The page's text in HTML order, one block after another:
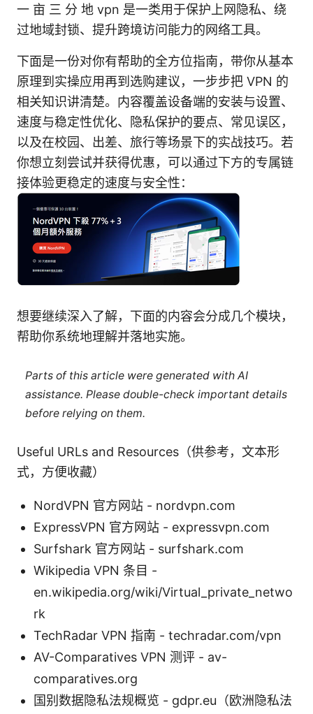
一 亩 三 分 地 vpn 是一类用于保护上网隐私、绕
过地域封锁、提升跨境访问能力的网络工具。
下面是一份对你有帮助的全方位指南，带你从基本
原理到实操应用再到选购建议，一步步把 VPN 的
相关知识讲清楚。内容覆盖设备端的安装与设置、
速度与稳定性优化、隐私保护的要点、常见误区，
以及在校园、出差、旅行等场景下的实战技巧。若
你想立刻尝试并获得优惠，可以通过下方的专属链
接体验更稳定的速度与安全性：
想要继续深入了解，下面的内容会分成几个模块，
帮助你系统地理解并落地实施。
Parts of this article were generated with AI
assistance. Please double-check important details
before relying on them.
Useful URLs and Resources（供参考，文本形
式，方便收藏）
NordVPN 官方网站 - nordvpn.com
ExpressVPN 官方网站 - expressvpn.com
Surfshark 官方网站 - surfshark.com
Wikipedia VPN 条目 -
en.wikipedia.org/wiki/Virtual_private_netwo
rk
TechRadar VPN 指南 - techradar.com/vpn
AV-Comparatives VPN 测评 - av-
comparatives.org
国别数据隐私法规概览 - gdpr.eu（欧洲隐私法